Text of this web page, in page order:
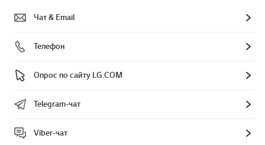
Чат & Email
Телефон
Опрос по сайту LG.COM
Telegram-чат
Viber-чат